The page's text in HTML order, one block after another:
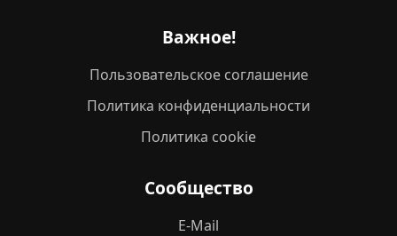
Важное!
Пользовательское соглашение
Политика конфиденциальности
Политика cookie
Сообщество
E-Mail